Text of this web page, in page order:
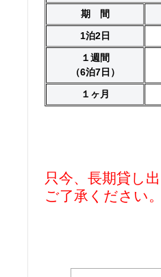
期 間
1泊2日
１週間
（6泊7日）
１ヶ月
只今、長期貸し
ご了承ください。